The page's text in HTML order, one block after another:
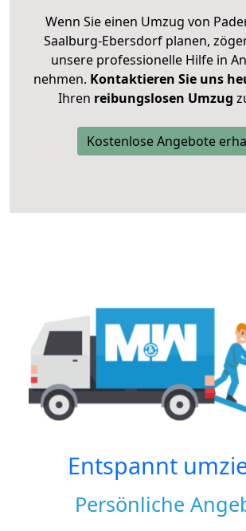
Wenn Sie einen Umzug von
Saalburg-Ebersdorf planen,
unsere professionelle Hilfe in
nehmen. Kontaktieren Sie uns
Ihren reibungslosen Umzug
Kostenlose Angebote
Entspannt
Persönliche